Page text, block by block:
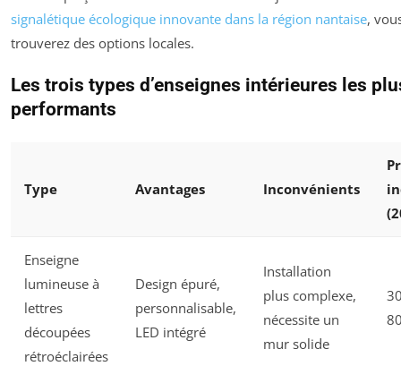
signalétique écologique innovante dans la région nantaise,
trouverez des options locales.
Les trois types d’enseignes intérieures les
performants
Type Avantages Inconvénients
Enseigne
lumineuse à
lettres
découpées
rétroéclairées
Design épuré,
personnalisable,
LED intégré
Installation
plus complexe,
nécessite un
mur solide